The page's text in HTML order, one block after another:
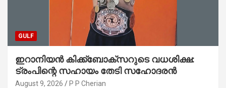
GULF
ഇറാനിയൻ കിക്ക്ബോക്സറുടെ വധശിക്ഷ:
ട്രംപിന്റെ സഹായം തേടി സഹോദരൻ
August 9, 2026 P P Cherian